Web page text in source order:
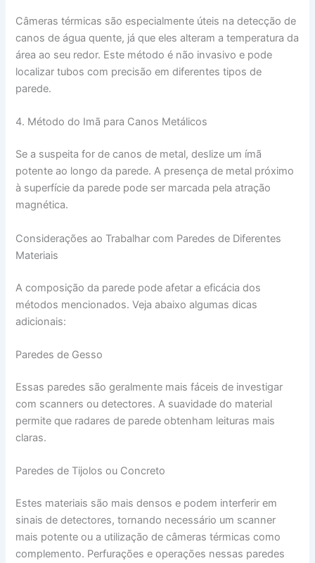
Câmeras térmicas são especialmente úteis na detecção de
canos de água quente, já que eles alteram a temperatura da
área ao seu redor. Este método é não invasivo e pode
localizar tubos com precisão em diferentes tipos de
parede.
4. Método do Imã para Canos Metálicos
Se a suspeita for de canos de metal, deslize um ímã
potente ao longo da parede. A presença de metal próximo
à superfície da parede pode ser marcada pela atração
magnética.
Considerações ao Trabalhar com Paredes de Diferentes
Materiais
A composição da parede pode afetar a eficácia dos
métodos mencionados. Veja abaixo algumas dicas
adicionais:
Paredes de Gesso
Essas paredes são geralmente mais fáceis de investigar
com scanners ou detectores. A suavidade do material
permite que radares de parede obtenham leituras mais
claras.
Paredes de Tijolos ou Concreto
Estes materiais são mais densos e podem interferir em
sinais de detectores, tornando necessário um scanner
mais potente ou a utilização de câmeras térmicas como
complemento. Perfurações e operações nessas paredes